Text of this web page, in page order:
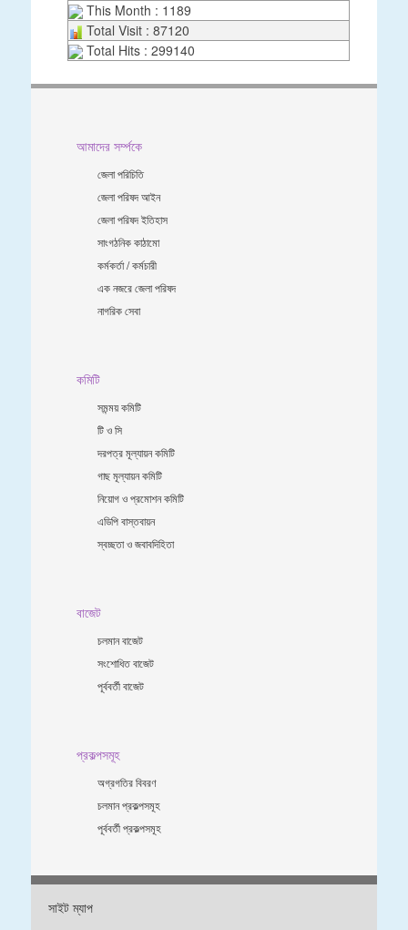
This Month : 1189
Total Visit : 87120
Total Hits : 299140
আমাদের সর্ম্পকে
জেলা পরিচিতি
জেলা পরিষদ আইন
জেলা পরিষদ ইতিহাস
সাংগঠনিক কাঠামো
কর্মকর্তা / কর্মচারী
এক নজরে জেলা পরিষদ
নাগরিক সেবা
কমিটি
সমন্ময় কমিটি
টি ও সি
দরপত্র মূল্যায়ন কমিটি
গাছ মূল্যায়ন কমিটি
নিয়োগ ও প্রমোশন কমিটি
এডিপি বাস্তবায়ন
স্বচ্ছতা ও জবাবদিহিতা
বাজেট
চলমান বাজেট
সংশোধিত বাজেট
পূর্ববর্তী বাজেট
প্রকল্পসমূহ
অগ্রগতির বিবরণ
চলমান প্রকল্পসমূহ
পূর্ববর্তী প্রকল্পসমূহ
সাইট ম্যাপ